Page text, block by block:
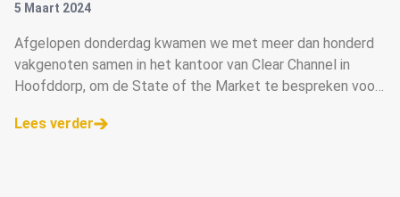
5 Maart 2024
Afgelopen donderdag kwamen we met meer dan honderd
vakgenoten samen in het kantoor van Clear Channel in
Hoofddorp, om de State of the Market te bespreken voor
Lees verder